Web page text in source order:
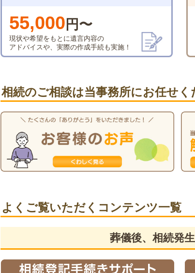
55,000 円〜
現状や希望をもとに遺言内容の
アドバイスや、実際の作成手続も実施！
相続のご相談は当事務所にお任せく
よくご覧いただくコンテンツ一覧
葬儀後、相続発